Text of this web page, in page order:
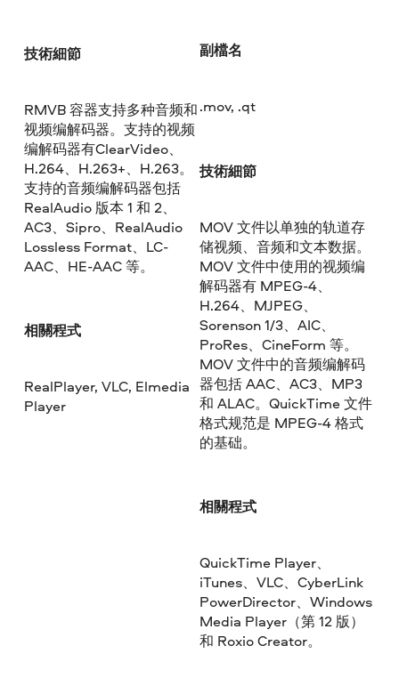
技術細節
RMVB 容器支持多种音频和
视频编解码器。支持的视频
编解码器有ClearVideo、
H.264、H.263+、H.263。
支持的音频编解码器包括
RealAudio 版本 1 和 2、
AC3、Sipro、RealAudio
Lossless Format、LC-
AAC、HE-AAC 等。
相關程式
RealPlayer, VLC, Elmedia
Player
副檔名
.mov, .qt
技術細節
MOV 文件以单独的轨道存
储视频、音频和文本数据。
MOV 文件中使用的视频编
解码器有 MPEG-4、
H.264、MJPEG、
Sorenson 1/3、AIC、
ProRes、CineForm 等。
MOV 文件中的音频编解码
器包括 AAC、AC3、MP3
和 ALAC。QuickTime 文件
格式规范是 MPEG-4 格式
的基础。
相關程式
QuickTime Player、
iTunes、VLC、CyberLink
PowerDirector、Windows
Media Player（第 12 版）
和 Roxio Creator。